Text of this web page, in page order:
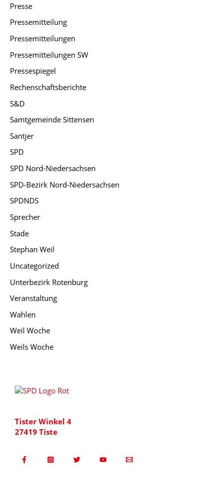
Presse
Pressemitteilung
Pressemitteilungen
Pressemitteilungen SW
Pressespiegel
Rechenschaftsberichte
S&D
Samtgemeinde Sittensen
Santjer
SPD
SPD Nord-Niedersachsen
SPD-Bezirk Nord-Niedersachsen
SPDNDS
Sprecher
Stade
Stephan Weil
Uncategorized
Unterbezirk Rotenburg
Veranstaltung
Wahlen
Weil Woche
Weils Woche
Tister Winkel 4
27419 Tiste